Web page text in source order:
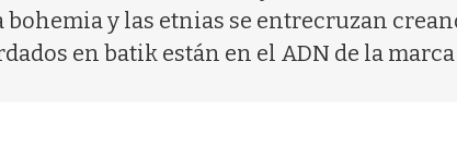
bohemia y las etnias se entrecruzan
en batik están en el ADN de la